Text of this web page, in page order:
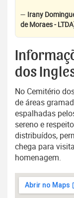
— Irany
de Moraes -
dos
No Cemitério
de áreas
espalhadas
sereno e
distribuídos,
chega para
homenagem.